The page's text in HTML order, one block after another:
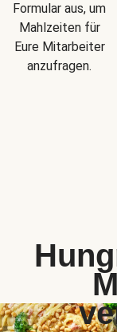
Formular aus, um
Mahlzeiten für
Eure Mitarbeiter
anzufragen.